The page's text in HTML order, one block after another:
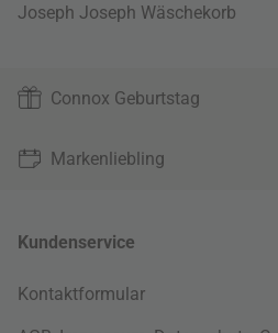
Joseph Joseph Wäschekorb
Connox Geburtstag
Markenliebling
Kundenservice
Kontaktformular